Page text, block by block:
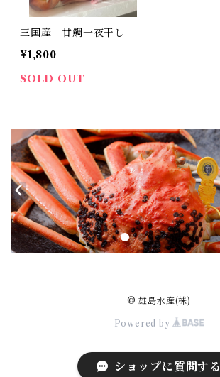
三国産 甘鯛一夜干し
¥1,800
SOLD OUT
© 雄島水産(株)
Powered by
ショップに質問する